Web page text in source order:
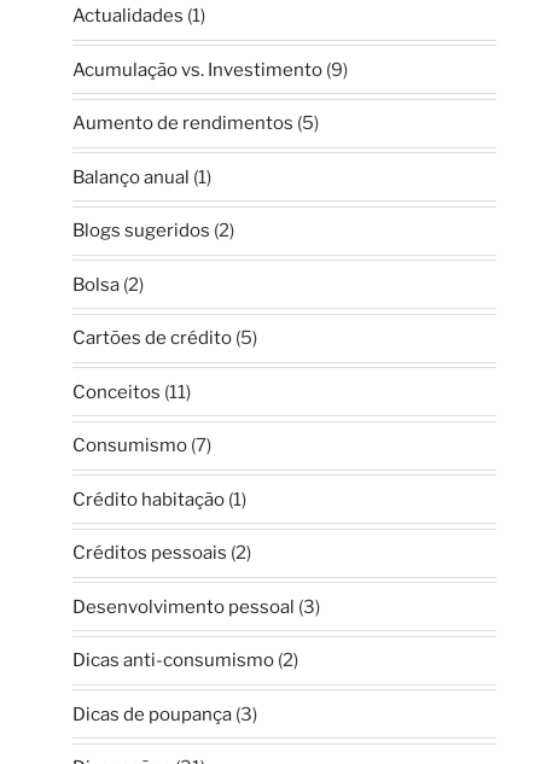
Actualidades (1)
Acumulação vs. Investimento(9)
Aumento de rendimentos (5)
Balanço anual (1)
Blogs sugeridos (2)
Bolsa(2)
Cartões de crédito(5)
Conceitos (11)
Consumismo(7)
Crédito habitação(1)
Créditos pessoais (2)
Desenvolvimento pessoal (3)
Dicas anti-consumismo(2)
Dicas de poupança(3)